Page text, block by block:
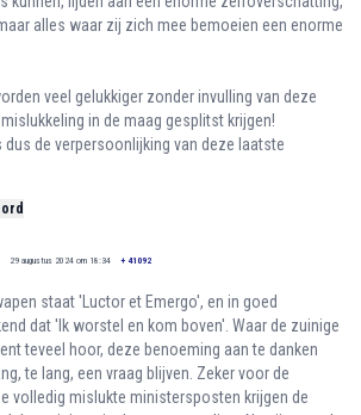
alles waar zij zich mee bemoeien een enorme
veel gelukkiger zonder invulling van deze
in de maag gesplitst krijgen!
dus de verpersoonlijking van deze laatste
29 augustus 2024 om 18:34 + 41092
staat 'Luctor et Emergo', en in goed
dat 'Ik worstel en kom boven'. Waar de zuinige
teveel hoor, deze benoeming aan te danken
te lang, een vraag blijven. Zeker voor de
volledig mislukte ministersposten krijgen de